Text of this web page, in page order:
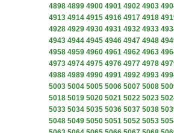
4898 4899 4900 4901 4902 4903
4913 4914 4915 4916 4917 4918
4928 4929 4930 4931 4932 4933
4943 4944 4945 4946 4947 4948
4958 4959 4960 4961 4962 4963
4973 4974 4975 4976 4977 4978
4988 4989 4990 4991 4992 4993
5003 5004 5005 5006 5007 5008
5018 5019 5020 5021 5022 5023
5033 5034 5035 5036 5037 5038
5048 5049 5050 5051 5052 5053